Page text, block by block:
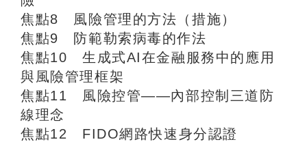
焦點8 風險管理的方法（措施）
焦點9 防範勒索病毒的作法
焦點10 生成式AI在金融服務中的應用
與風險管理框架
焦點11 風險控管——內部控制三道防
線理念
焦點12 FIDO網路快速身分認證